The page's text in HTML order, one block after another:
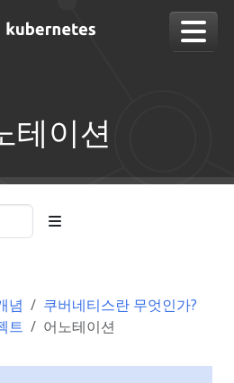
테이션
념
쿠버네티스란 무엇인가?
트
어노테이션